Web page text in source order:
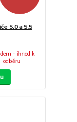
5.0 a 5.5
- ihned k
odběru